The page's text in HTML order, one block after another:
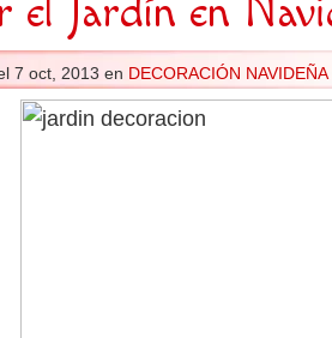
el Jardín en
7 oct, 2013 en DECORACIÓN NAVIDEÑA